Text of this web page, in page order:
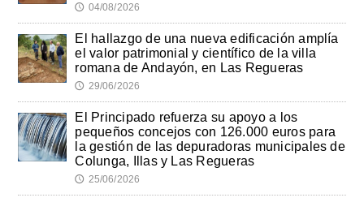
🕔 04/08/2026
El hallazgo de una nueva edificación amplía
el valor patrimonial y científico de la villa
romana de Andayón, en Las Regueras
🕔 29/06/2026
El Principado refuerza su apoyo a los
pequeños concejos con 126.000 euros para
la gestión de las depuradoras municipales de
Colunga, Illas y Las Regueras
🕔 25/06/2026